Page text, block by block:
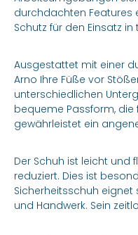
durchdachten Features
Schutz für den Einsatz
Ausgestattet mit einer
Arno Ihre Füße vor
unterschiedlichen
bequeme Passform,
gewährleistet ein
Der Schuh ist leicht und
reduziert. Dies ist
Sicherheitsschuh eignet
und Handwerk. Sein